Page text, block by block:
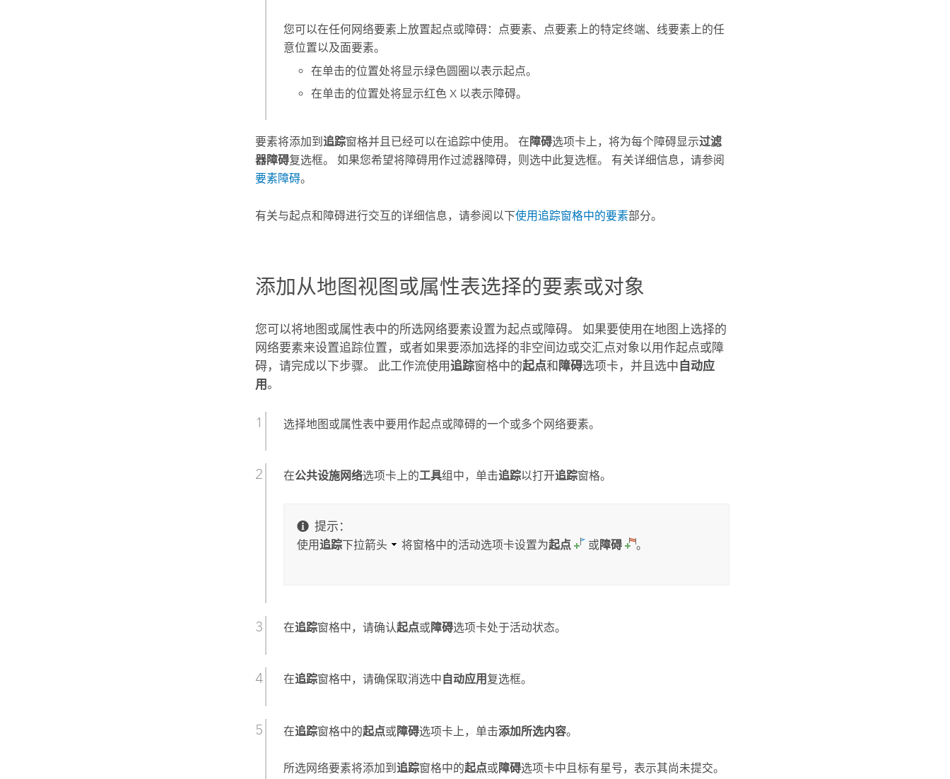
您可以在任何网络要素上放置起点或障碍：点要素、点要素上的特定终端、线要素上的任
意位置以及面要素。
在单击的位置处将显示绿色圆圈以表示起点。
在单击的位置处将显示红色 X 以表示障碍。
要素将添加到追踪窗格并且已经可以在追踪中使用。 在障碍选项卡上，将为每个障碍显示过滤
器障碍复选框。 如果您希望将障碍用作过滤器障碍，则选中此复选框。 有关详细信息，请参阅
要素障碍。
有关与起点和障碍进行交互的详细信息，请参阅以下使用追踪窗格中的要素部分。
添加从地图视图或属性表选择的要素或对象
您可以将地图或属性表中的所选网络要素设置为起点或障碍。 如果要使用在地图上选择的
网络要素来设置追踪位置，或者如果要添加选择的非空间边或交汇点对象以用作起点或障
碍，请完成以下步骤。 此工作流使用追踪窗格中的起点和 障碍选项卡，并且选中自动应
用。
选择地图或属性表中要用作起点或障碍的一个或多个网络要素。
在公共设施网络选项卡上的工具组中，单击追踪以打开追踪窗格。
提示：
使用追踪下拉箭头 将窗格中的活动选项卡设置为起点 或障碍 。
在追踪窗格中，请确认起点或障碍选项卡处于活动状态。
在追踪窗格中，请确保取消选中 自动应用 复选框。
在追踪窗格中的起点或障碍选项卡上，单击添加所选内容。
所选网络要素将添加到追踪窗格中的起点或障碍选项卡中且标有星号，表示其尚未提交。